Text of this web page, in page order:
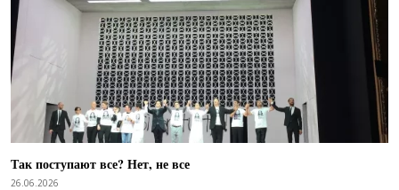
Так поступают все? Нет, не все
26.06.2026